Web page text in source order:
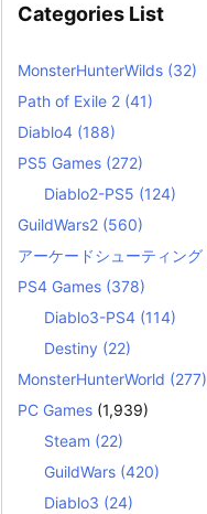
Categories List
MonsterHunterWilds (32)
Path of Exile 2 (41)
Diablo4 (188)
PS5 Games (272)
Diablo2-PS5 (124)
GuildWars2 (560)
アーケードシューティング
PS4 Games (378)
Diablo3-PS4 (114)
Destiny (22)
MonsterHunterWorld (277)
PC Games (1,939)
Steam (22)
GuildWars (420)
Diablo3 (24)